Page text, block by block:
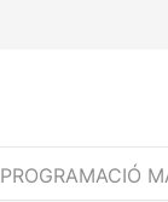
PROGRAMACIÓ